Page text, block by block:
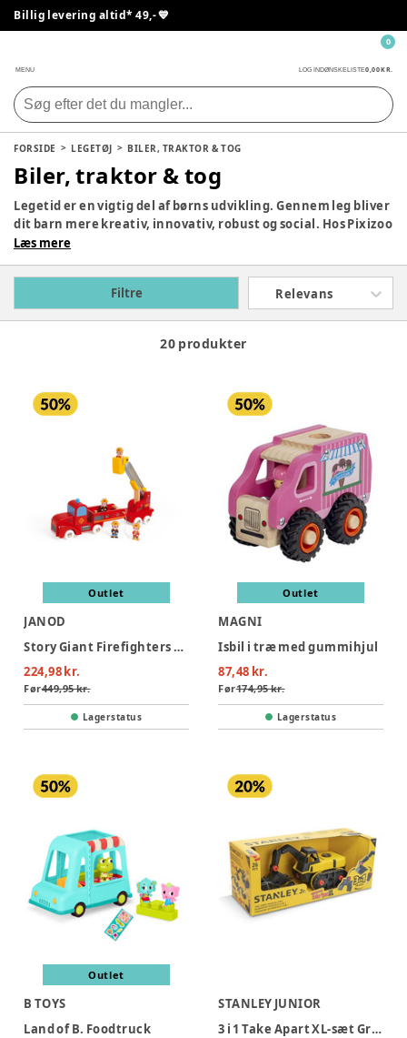
Billig levering altid* 49,- 💙
MENU LOG INDØNSKELISTE0,00 KR.
0
FORSIDE LEGETØJ BILER, TRAKTOR & TOG
Biler, traktor & tog
Legetid er en vigtig del af børns udvikling. Gennem leg bliver
dit barn mere kreativ, innovativ, robust og social. Hos Pixizoo
har vi samlet det bedste legetøj til både babyer og børn.
barn her.
Læs mere
Filtre Relevans
20 produkter
Outlet
JANOD
Story Giant Firefighters Truck
224,98 kr.
Før449,95 kr.
Lagerstatus
Outlet
MAGNI
Isbil i træ med gummihjul
87,48 kr.
Før174,95 kr.
Lagerstatus
Outlet
B TOYS
Land of B. Foodtruck
STANLEY JUNIOR
3 i 1 Take Apart XL-sæt Gravemaskine